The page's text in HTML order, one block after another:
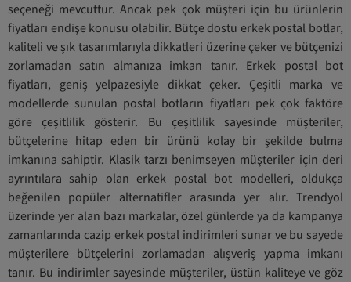
seçeneği mevcuttur. Ancak pek çok müşteri için bu ürünlerin
fiyatları endişe konusu olabilir. Bütçe dostu erkek postal botlar,
kaliteli ve şık tasarımlarıyla dikkatleri üzerine çeker ve bütçenizi
zorlamadan satın almanıza imkan tanır. Erkek postal bot
fiyatları, geniş yelpazesiyle dikkat çeker. Çeşitli marka ve
modellerde sunulan postal botların fiyatları pek çok faktöre
göre çeşitlilik gösterir. Bu çeşitlilik sayesinde müşteriler,
bütçelerine hitap eden bir ürünü kolay bir şekilde bulma
imkanına sahiptir. Klasik tarzı benimseyen müşteriler için deri
ayrıntılara sahip olan erkek postal bot modelleri, oldukça
beğenilen popüler alternatifler arasında yer alır. Trendyol
üzerinde yer alan bazı markalar, özel günlerde ya da kampanya
zamanlarında cazip erkek postal indirimleri sunar ve bu sayede
müşterilere bütçelerini zorlamadan alışveriş yapma imkanı
tanır. Bu indirimler sayesinde müşteriler, üstün kaliteye ve göz